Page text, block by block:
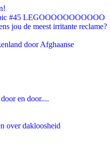
#45 LEGOOOOOOOOOOO
jou de meest irritante reclame?
door Afghaanse
en door....
over dakloosheid